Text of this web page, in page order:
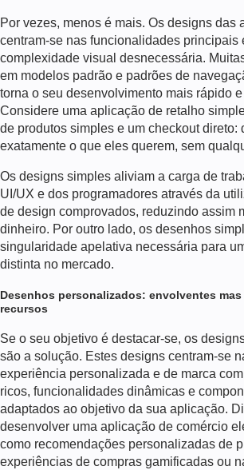
Por vezes, menos é mais. Os designs das
centram-se nas funcionalidades principais
complexidade visual desnecessária.
em modelos padrão e padrões de
torna o seu desenvolvimento mais rápido
Considere uma aplicação de retalho
de produtos simples e um checkout direto:
exatamente o que eles querem, sem
Os designs simples aliviam a carga de
UI/UX e dos programadores através da
de design comprovados, reduzindo assim
dinheiro. Por outro lado, os desenhos
singularidade apelativa necessária para
distinta no mercado.
Desenhos personalizados: envolventes
recursos
Se o seu objetivo é destacar-se, os
são a solução. Estes designs centram-se
experiência personalizada e de marca
ricos, funcionalidades dinâmicas e
adaptados ao objetivo da sua aplicação.
desenvolver uma aplicação de comércio
como recomendações personalizadas de
experiências de compras gamificadas ou